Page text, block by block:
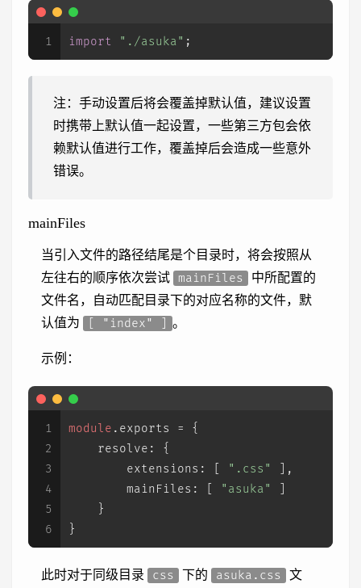
1 import "./asuka" ;
注：手动设置后将会覆盖掉默认值，建议设置
时携带上默认值一起设置，一些第三方包会依
赖默认值进行工作，覆盖掉后会造成一些意外
错误。
mainFiles
当引入文件的路径结尾是个目录时，将会按照从
左往右的顺序依次尝试
mainFiles
中所配置的
文件名，自动匹配目录下的对应名称的文件，默
认值为
[ "index" ] 。
示例：
1
2
3
4
5
6
module . exports
= {
resolve : {
extensions : [ ".css"
],
mainFiles : [ "asuka"
    }
}
此时对于同级目录 css 下的 asuka.css
文